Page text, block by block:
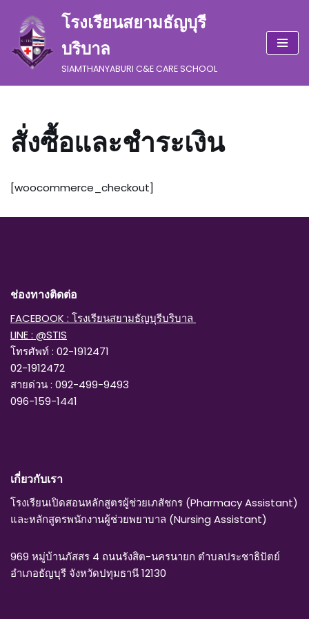
Skip
to
content
โรงเรียนสยามธัญบุรี
บริบาล
SIAMTHANYABURI C&E CARE SCHOOL
สั่งซื้อและชำระเงิน
[woocommerce_checkout]
ช่องทางติดต่อ
FACEBOOK : โรงเรียนสยามธัญบุรีบริบาล
LINE : @STIS
โทรศัพท์ : 02-1912471
02-1912472
สายด่วน : 092-499-9493
096-159-1441
เกี่ยวกับเรา
โรงเรียนเปิดสอนหลักสูตรผู้ช่วยเภสัชกร (Pharmacy Assistant)
และหลักสูตรพนักงานผู้ช่วยพยาบาล (Nursing Assistant)
969 หมู่บ้านภัสสร 4 ถนนรังสิต-นครนายก ตำบลประชาธิปัตย์
อำเภอธัญบุรี จังหวัดปทุมธานี 12130